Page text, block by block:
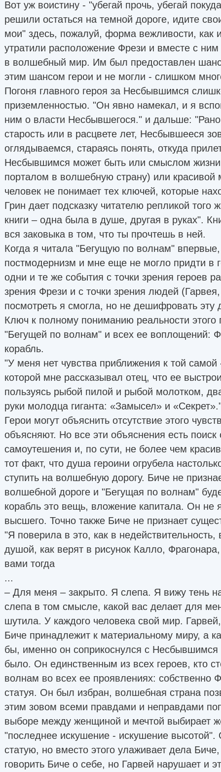
Вот уж воистину - "убегай прочь, убегай
решили остаться на темной дороге, идите
мои" здесь, пожалуй, форма вежливости, как
утратили расположение Фрези и вместе с ним
в волшебный мир. Им был предоставлен
этим шансом герои и не могли - слишком
Погоня главного героя за Несбывшимся
приземленностью. "Он явно намекал, и я
ним о власти Несбывшегося." и дальше:
старость или в расцвете лет, Несбывшееся
оглядываемся, стараясь понять, откуда
Несбывшимся может быть или смыслом жизни
порталом в волшебную страну) или красивой
человек не понимает тех ключей, которые
Грин дает подсказку читателю репликой того
книги – одна была в душе, другая в руках".
вся заковыка в том, что ты прочтешь в ней.
Когда я читала "Бегущую по волнам" впервые,
постмодернизм и мне еще не могло придти в
одни и те же события с точки зрения героев
зрения Фрези и с точки зрения людей
посмотреть я смогла, но не дешифровать эту
Ключ к полному пониманию реальности этого
"Бегущей по волнам" и всех ее воплощений:
корабль.
"У меня нет чувства приближения к той
которой мне рассказывал отец, что ее
пользуясь рыбой пилой и рыбой молотком,
руки молодца гиганта: «Замысел» и
Герои могут объяснить отсутствие этого
объясняют. Но все эти объяснения есть
самоутешения и, по сути, не более чем
тот факт, что душа героини огрубела
ступить на волшебную дорогу. Биче не
волшебной дороге и "Бегущая по волнам"
корабль это вещь, вложение капитала. Он не
высшего. Точно также Биче не признает
"Я поверила в это, как в
душой, как верят в рисунок Калло,
вами тогда
...
– Для меня – закрыто. Я слепа. Я вижу тень
слепа в том смысле, какой вас делает для
шутила. У каждого человека свой мир.
Биче принадлежит к материальному миру, а
бы, именно он соприкоснулся с Несбывшимся
было. Он единственным из всех героев, кто
волнам во всех ее проявлениях: собственно
статуя. Он был избран, волшебная страна
этим зовом всеми правдами и неправдами
выборе между женщиной и мечтой выбирает
"последнее искушение - искушение
статую, но вместо этого улаживает дела
говорить Биче о себе, но Гарвей нарушает и